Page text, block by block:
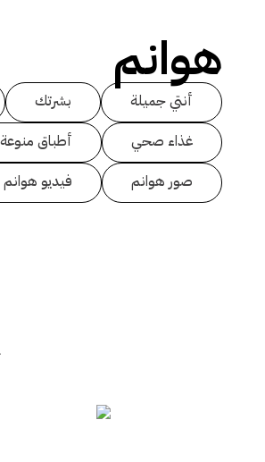
هوانم
أنتي جميلة بشرتك
غذاء صحي
أطباق منوعة
صور هوانم
فيديو هوانم